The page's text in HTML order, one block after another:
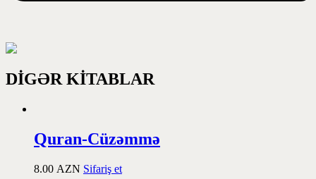
DİGƏR KİTABLAR
Quran-Cüzəmmə
8.00 AZN Sifariş et